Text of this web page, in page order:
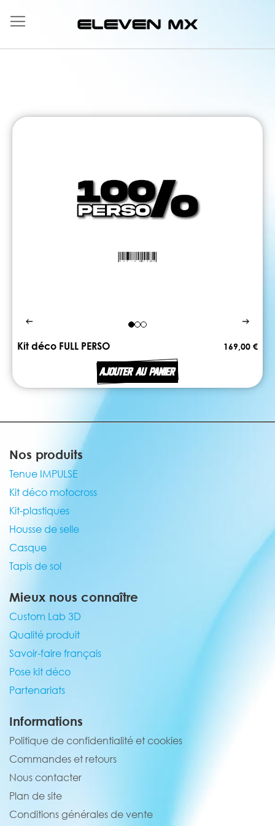
au
contenu
Kit déco FULL PERSO 169,00 €
AJOUTER AU PANIER
Nos produits
Tenue IMPULSE
Kit déco motocross
Kit-plastiques
Housse de selle
Casque
Tapis de sol
Mieux nous connaître
Custom Lab 3D
Qualité produit
Savoir-faire français
Pose kit déco
Partenariats
Informations
Politique de confidentialité et cookies
Commandes et retours
Nous contacter
Plan de site
Conditions générales de vente